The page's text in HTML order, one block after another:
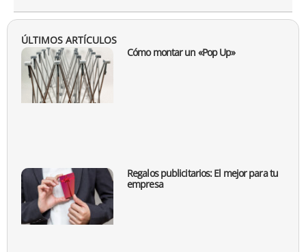
ÚLTIMOS ARTÍCULOS
Cómo montar un «Pop Up»
Regalos publicitarios: El mejor para tu
empresa